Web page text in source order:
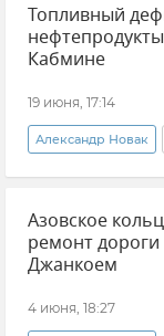
Новости
Топливный
Кабмине
19 июня, 17:14
Александр Новак
Россия
Бензин
Азовское
ремонт
Джанкоем
4 июня, 18:27